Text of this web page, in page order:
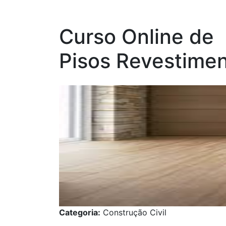
Curso Online de
Pisos
Categoria: Construção Civil